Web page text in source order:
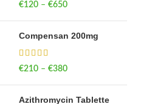
€120 – €650Price range: €120
Compensan 200mg
€210 – €380Price range: €210
Azithromycin Tablette